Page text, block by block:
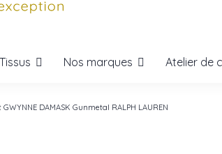
Tissus Nos marques Atelier de
DAMASK Gunmetal RALPH LAUREN